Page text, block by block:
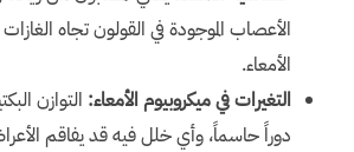
الأعصاب الموجودة في القولون تجاه
الأمعاء.
التغيرات في ميكروبيوم الأمعاء: التوازن
دوراً حاسماً، وأي خلل فيه قد يفاقم